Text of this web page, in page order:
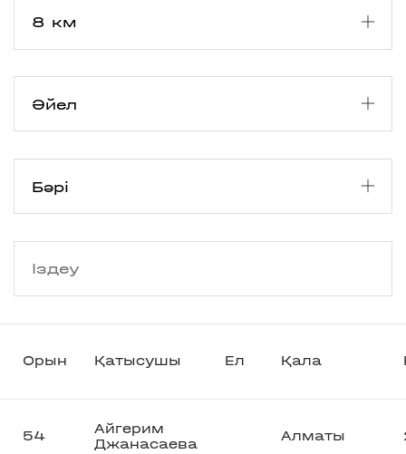
Орын Қатысушы Ел Қала
54
Айгерим
Джанасаева
Алматы